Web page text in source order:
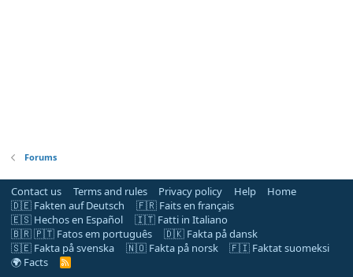
Forums
Contact us Terms and rules Privacy policy Help
Home
🇩🇪 Fakten auf Deutsch
🇫🇷 Faits en français
🇪🇸 Hechos en Español
🇮🇹 Fatti in Italiano
🇧🇷 🇵🇹 Fatos em português
🇩🇰 Fakta på dansk
🇸🇪 Fakta på svenska
🇳🇴 Fakta på norsk
🇫🇮 Faktat suomeksi
🌍 Facts
R